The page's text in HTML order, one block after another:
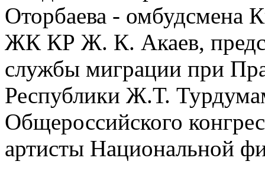
Оторбаева - омбудсмена
ЖК КР Ж. К. Акаев,
службы миграции при
Республики Ж.Т.
Общероссийского
артисты Национальной